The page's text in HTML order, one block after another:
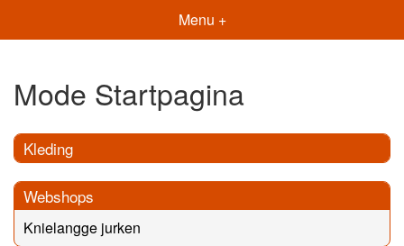
Menu +
Mode Startpagina
Kleding
Webshops
Knielangge jurken